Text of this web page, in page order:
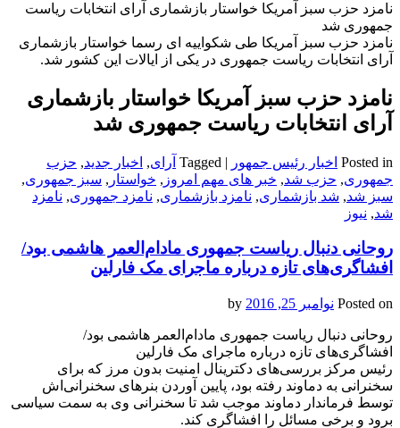
نامزد حزب سبز آمریکا خواستار بازشماری آرای انتخابات ریاست
جمهوری شد
نامزد حزب سبز آمریکا طی شکواییه ای رسما خواستار بازشماری
آرای انتخابات ریاست جمهوری در یکی از ایالات این کشور شد.
نامزد حزب سبز آمریکا خواستار بازشماری
آرای انتخابات ریاست جمهوری شد
Posted in اخبار رئیس جمهور |
Tagged آرای, اخبار جدید, حزب
جمهوری, حزب شد, خبر های مهم امروز , خواستار , سبز جمهوری,
سبز شد, شد بازشماری, نامزد بازشماری, نامزد جمهوری, نامزد
شد, نیوز
روحانی دنبال ریاست جمهوری مادام‌العمر هاشمی بود/
افشاگری‌های تازه درباره ماجرای مک فارلین
Posted on نوامبر 25, 2016
روحانی دنبال ریاست جمهوری مادام‌العمر هاشمی بود/
افشاگری‌های تازه درباره ماجرای مک فارلین
رئیس مرکز بررسی‌های دکترینال امنیت بدون مرز که برای
سخنرانی به دماوند رفته بود، پایین آوردن بنرهای سخنرانی‌اش
توسط فرماندار دماوند موجب شد تا سخنرانی وی به سمت سیاسی
برود و برخی مسائل را افشاگری کند.